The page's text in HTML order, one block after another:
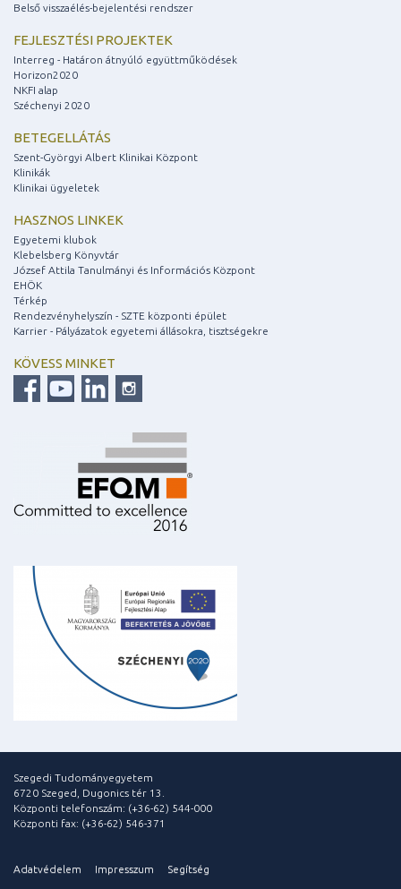
Belső visszaélés-bejelentési rendszer
FEJLESZTÉSI PROJEKTEK
Interreg - Határon átnyúló együttműködések
Horizon2020
NKFI alap
Széchenyi 2020
BETEGELLÁTÁS
Szent-Györgyi Albert Klinikai Központ
Klinikák
Klinikai ügyeletek
HASZNOS LINKEK
Egyetemi klubok
Klebelsberg Könyvtár
József Attila Tanulmányi és Információs Központ
EHÖK
Térkép
Rendezvényhelyszín - SZTE központi épület
Karrier - Pályázatok egyetemi állásokra, tisztségekre
KÖVESS MINKET
Szegedi Tudományegyetem
6720 Szeged, Dugonics tér 13.
Központi telefonszám: (+36-62) 544-000
Központi fax: (+36-62) 546-371
Adatvédelem Impresszum Segítség